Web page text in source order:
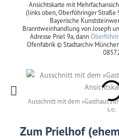
Ansichtskarte mit
(links oben, Oberföhringer Straße
Bayerische
Branntweinhandlung von Joseph
Adresse Priel 9a, dann
Ofenfabrik © Stadtarchiv
Ausschnitt mit dem »Gasthaus
s.o.
Zum Prielhof